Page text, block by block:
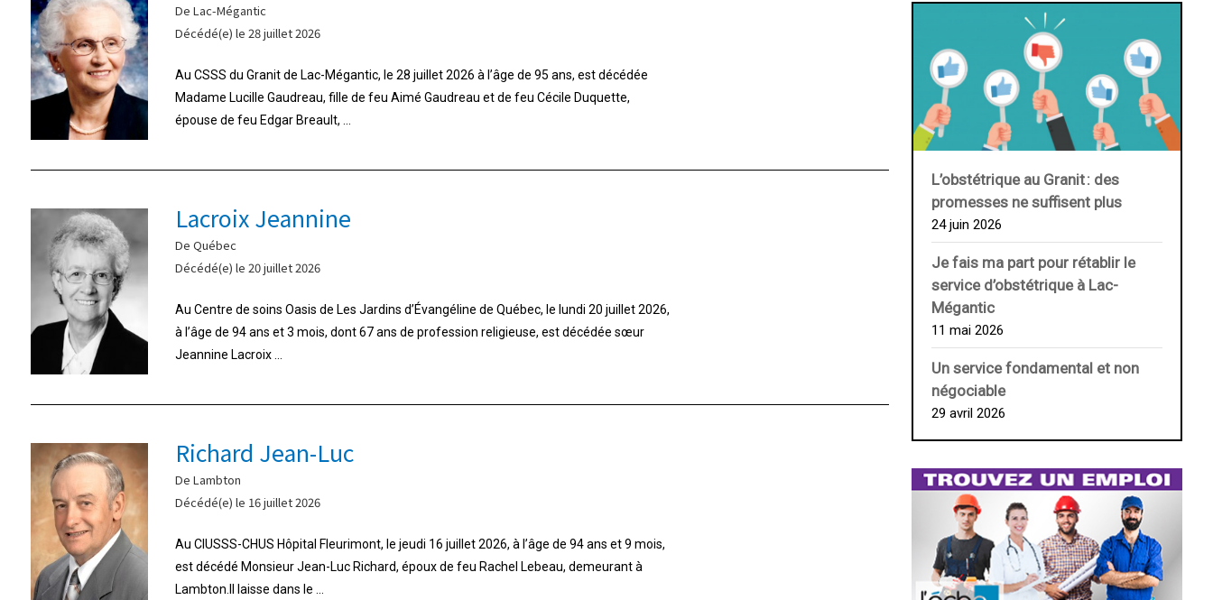
De Lac-Mégantic
Décédé(e) le 28 juillet 2026
Au CSSS du Granit de Lac-Mégantic, le 28 juillet 2026 à l’âge de 95 ans, est décédée
Madame Lucille Gaudreau, fille de feu Aimé Gaudreau et de feu Cécile Duquette,
épouse de feu Edgar Breault, ...
Lacroix Jeannine
De Québec
Décédé(e) le 20 juillet 2026
Au Centre de soins Oasis de Les Jardins d’Évangéline de Québec, le lundi 20 juillet 2026,
à l’âge de 94 ans et 3 mois, dont 67 ans de profession religieuse, est décédée sœur
Jeannine Lacroix ...
Richard Jean-Luc
De Lambton
Décédé(e) le 16 juillet 2026
Au CIUSSS-CHUS Hôpital Fleurimont, le jeudi 16 juillet 2026, à l’âge de 94 ans et 9 mois,
est décédé Monsieur Jean-Luc Richard, époux de feu Rachel Lebeau, demeurant à
Lambton.Il laisse dans le ...
L’obstétrique au ­Granit : des
promesses ne suffisent plus
24 juin 2026
Je fais ma part pour rétablir le
service d’obstétrique à Lac-
Mégantic
11 mai 2026
Un service fondamental et non
négociable
29 avril 2026